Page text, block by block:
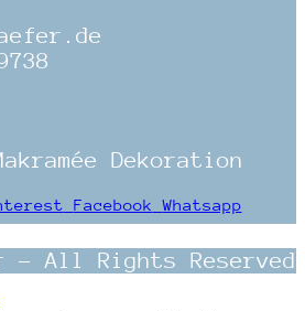
Dekoration
Facebook Whatsapp
– All Rights Reserved